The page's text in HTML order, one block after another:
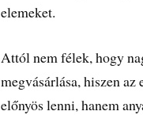
elemeket.
Attól nem félek, hogy
megvásárlása, hiszen
előnyös lenni, hanem